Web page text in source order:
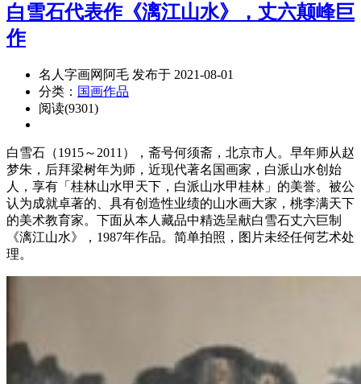
白雪石代表作《漓江山水》，丈六颠峰巨
作
名人字画网阿毛 发布于 2021-08-01
分类： 国画作品
阅读(9301)
白雪石（1915～2011），斋号何须斋，北京市人。早年师从赵
梦朱，后拜梁树年为师，近现代著名国画家，白派山水创始
人，享有「桂林山水甲天下，白派山水甲桂林」的美誉。被公
认为成就卓著的、具有创造性业绩的山水画大家，桃李满天下
的美术教育家。下面从本人藏品中精选呈献白雪石丈六巨制
《漓江山水》，1987年作品。简单拍照，图片未经任何艺术处
理。